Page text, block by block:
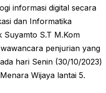
informasi digital secara
dan Informatika
Suyamto S.T M.Kom
penjurian yang
hari Senin (30/10/2023)
Wijaya lantai 5.